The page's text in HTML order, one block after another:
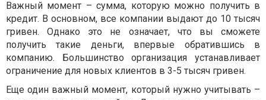
Важный момент – сумма, которую можно получить в
кредит. В основном, все компании выдают до 10 тысяч
гривен. Однако это не означает, что вы сможете
получить такие деньги, впервые обратившись в
компанию. Большинство организация устанавливает
ограничение для новых клиентов в 3-5 тысяч гривен.
Еще один важный момент, который нужно учитывать –